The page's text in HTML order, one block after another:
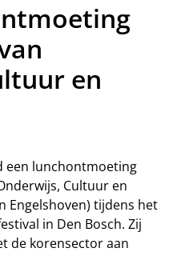
en
een lunchontmoeting
Cultuur en
Engelshoven) tijdens het
in Den Bosch. Zij
de korensector aan